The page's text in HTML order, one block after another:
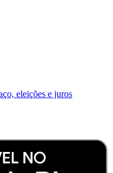
eleições e juros